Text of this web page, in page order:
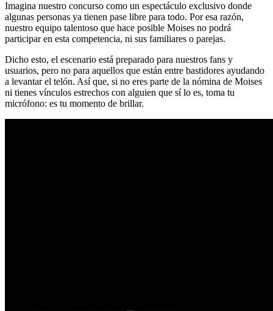
Imagina nuestro concurso como un espectáculo exclusivo donde
algunas personas ya tienen pase libre para todo. Por esa razón,
nuestro equipo talentoso que hace posible Moises no podrá
participar en esta competencia, ni sus familiares o parejas.
Dicho esto, el escenario está preparado para nuestros fans y
usuarios, pero no para aquellos que están entre bastidores ayudando
a levantar el telón. Así que, si no eres parte de la nómina de Moises
ni tienes vínculos estrechos con alguien que sí lo es, toma tu
micrófono: es tu momento de brillar.